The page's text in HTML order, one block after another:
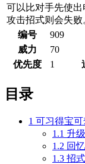
可以比对手先使
攻击招式则会失败
编号
909
威力
70
优先度
1
目录
1 可习得宝可
1.1 升
1.2 回
1.3 招